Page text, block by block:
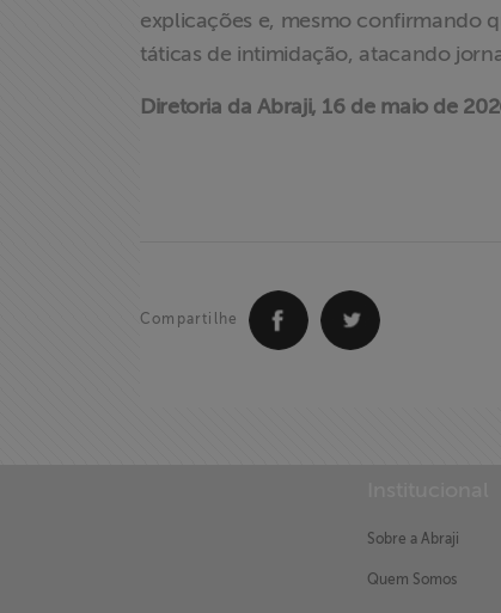
explicações e, mesmo confirmando
táticas de intimidação, atacando
Diretoria da Abraji, 16 de maio de
Compartilhe
Sobre a Abraji
Quem Somos